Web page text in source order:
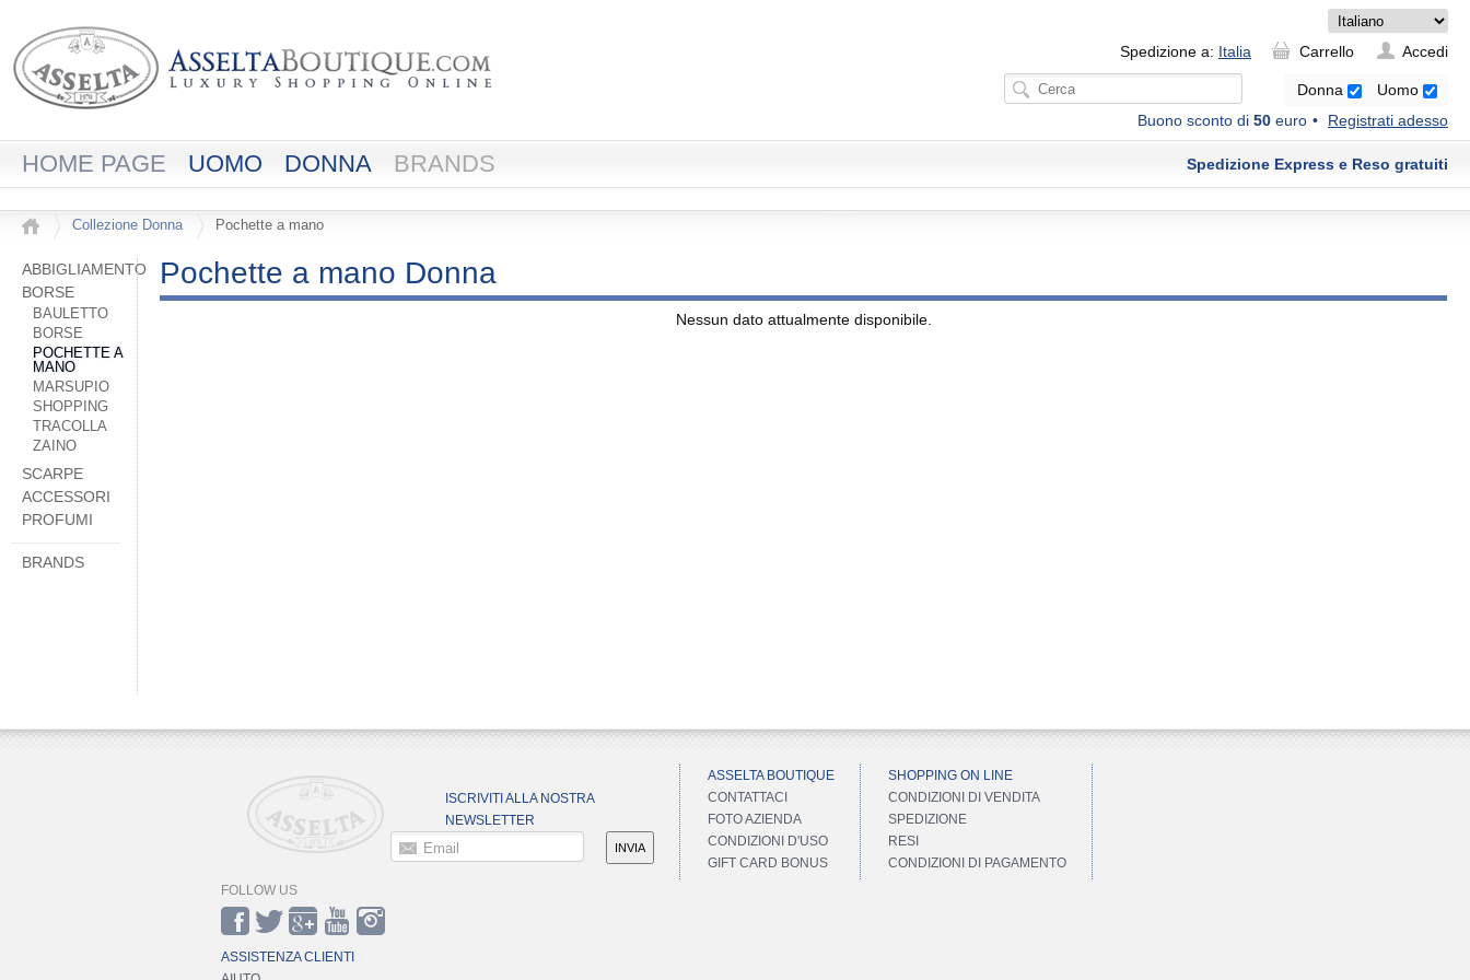
Spedizione a: Italia Carrello Accedi
Donna
Uomo
Buono sconto di 50 euro Registrati adesso
HOME PAGE UOMO DONNA BRANDS Spedizione Express e Reso gratuiti
Collezione Donna Pochette a mano
ABBIGLIAMENTO
BORSE
BAULETTO
BORSE
POCHETTE A
MANO
MARSUPIO
SHOPPING
TRACOLLA
ZAINO
SCARPE
ACCESSORI
PROFUMI
BRANDS
Pochette a mano Donna
Nessun dato attualmente disponibile.
ISCRIVITI ALLA NOSTRA
NEWSLETTER
Email INVIA
ASSELTA BOUTIQUE
CONTATTACI
FOTO AZIENDA
CONDIZIONI D'USO
GIFT CARD BONUS
SHOPPING ON LINE
CONDIZIONI DI VENDITA
SPEDIZIONE
RESI
CONDIZIONI DI PAGAMENTO
FOLLOW US
ASSISTENZA CLIENTI